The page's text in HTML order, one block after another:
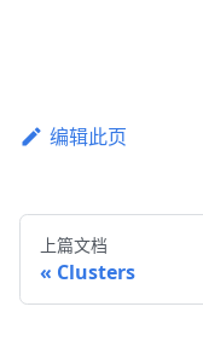
编辑此页
上篇文档
Clusters